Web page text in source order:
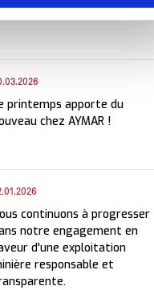
printemps apporte du
chez AYMAR !
continuons à progresser
notre engagement en
d'une exploitation
responsable et